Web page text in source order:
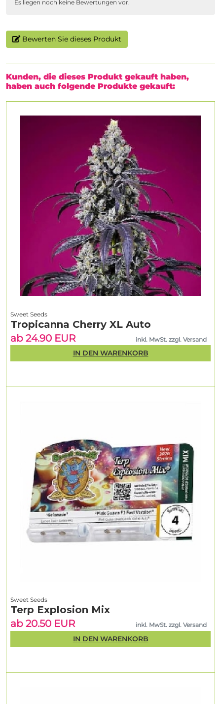
Es liegen noch keine Bewertungen vor.
Bewerten Sie dieses Produkt
Kunden, die dieses Produkt gekauft haben,
haben auch folgende Produkte gekauft:
Sweet Seeds
Terp Explosion Mix
ab 20.50 EUR
inkl. MwSt. zzgl. Versand
IN DEN WARENKORB
Sweet Seeds
Tropicanna Cherry XL Auto
ab 24.90 EUR
inkl. MwSt. zzgl. Versand
IN DEN WARENKORB